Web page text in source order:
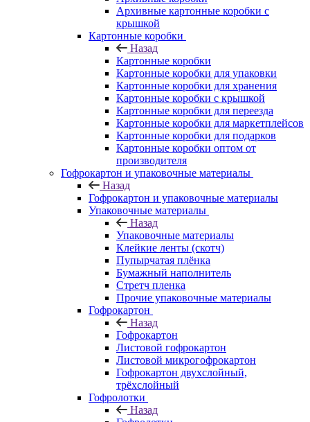
Архивные картонные коробки с
крышкой
Картонные коробки
Назад
Картонные коробки
Картонные коробки для упаковки
Картонные коробки для хранения
Картонные коробки с крышкой
Картонные коробки для переезда
Картонные коробки для маркетплейсов
Картонные коробки для подарков
Картонные коробки оптом от
производителя
Гофрокартон и упаковочные материалы
Назад
Гофрокартон и упаковочные материалы
Упаковочные материалы
Назад
Упаковочные материалы
Клейкие ленты (скотч)
Пупырчатая плёнка
Бумажный наполнитель
Стретч пленка
Прочие упаковочные материалы
Гофрокартон
Назад
Гофрокартон
Листовой гофрокартон
Листовой микрогофрокартон
Гофрокартон двухслойный,
трёхслойный
Гофролотки
Назад